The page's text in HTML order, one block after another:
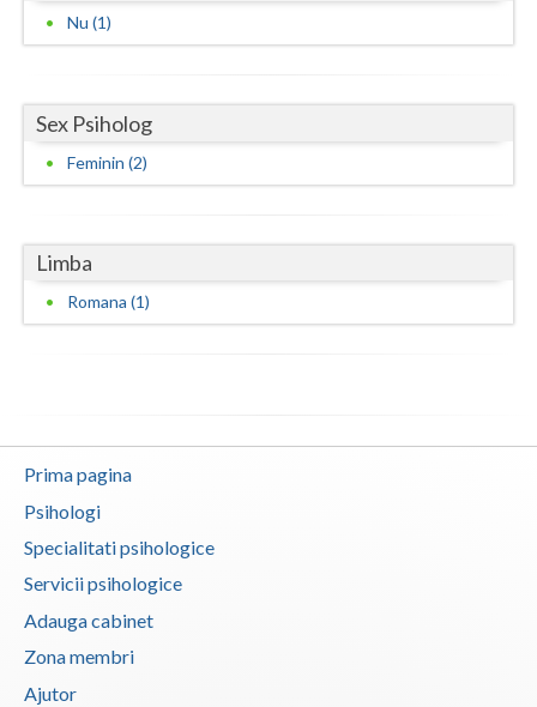
Tulcea
Vaslui
Vrancea
Nu (1)
Sex Psiholog
Feminin (2)
Limba
Romana (1)
Prima pagina
Psihologi
Specialitati psihologice
Servicii psihologice
Adauga cabinet
Zona membri
Ajutor